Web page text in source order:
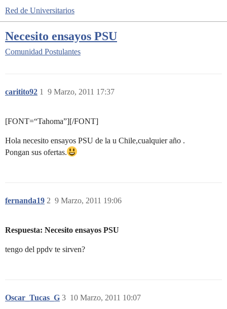
Red de Universitarios
Necesito ensayos PSU
Comunidad Postulantes
caritito92 9 Marzo, 2011 17:37
1
[FONT=“Tahoma”][/FONT]
Hola necesito ensayos PSU de la u Chile,cualquier año .
Pongan sus ofertas.
fernanda19 9 Marzo, 2011 19:06
2
Respuesta: Necesito ensayos PSU
tengo del ppdv te sirven?
Oscar_Tucas_G 10 Marzo, 2011 10:07
3